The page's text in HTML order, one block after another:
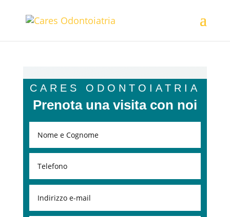
CARES ODONTOIATRIA
Prenota una visita con noi